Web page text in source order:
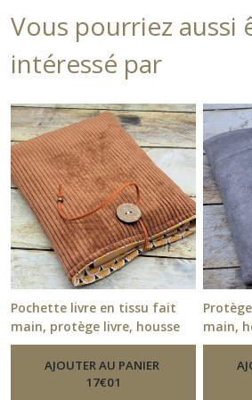
Vous pourriez aussi
intéressé par
Pochette livre en tissu fait
main, protège livre, housse
pour livre de poche en tissus
velours marron- Pochette Livre
Tissu Personnalisé Protège Livre
AJOUTER AU PANIER
17€01
main,
poche
brodé
Livre